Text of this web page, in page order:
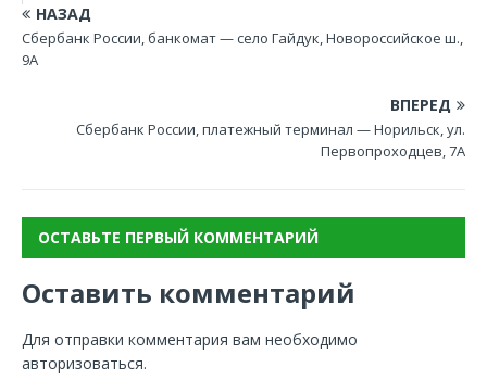
НАЗАД
Сбербанк России, банкомат — село Гайдук, Новороссийское ш.,
9А
ВПЕРЕД
Сбербанк России, платежный терминал — Норильск, ул.
Первопроходцев, 7А
ОСТАВЬТЕ ПЕРВЫЙ КОММЕНТАРИЙ
Оставить комментарий
Для отправки комментария вам необходимо
авторизоваться.